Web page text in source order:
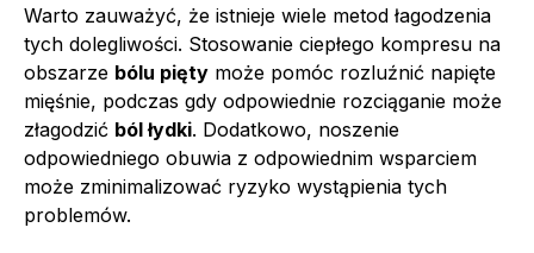
Warto zauważyć, że istnieje wiele metod łagodzenia
tych dolegliwości. Stosowanie ciepłego kompresu na
obszarze bólu pięty może pomóc rozluźnić napięte
mięśnie, podczas gdy odpowiednie rozciąganie może
złagodzić ból łydki. Dodatkowo, noszenie
odpowiedniego obuwia z odpowiednim wsparciem
może zminimalizować ryzyko wystąpienia tych
problemów.